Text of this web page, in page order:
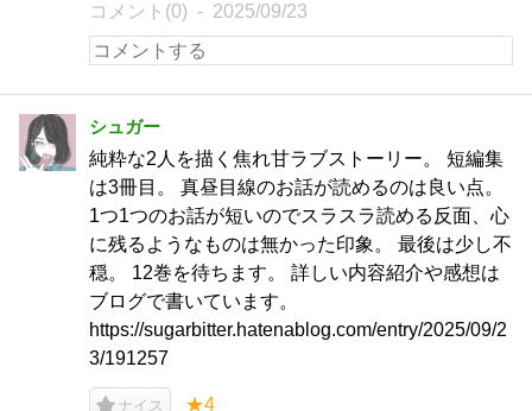
コメント(0) 2025/09/23
シュガー
純粋な2人を描く焦れ甘ラブストーリー。 短編集
は3冊目。 真昼目線のお話が読めるのは良い点。
1つ1つのお話が短いのでスラスラ読める反面、心
に残るようなものは無かった印象。 最後は少し不
穏。 12巻を待ちます。 詳しい内容紹介や感想は
ブログで書いています。
https://sugarbitter.hatenablog.com/entry/2025/09/2
3/191257
ナイス ★4